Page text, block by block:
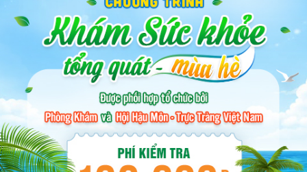
PHỤ KHOA
BỆNH HẬU MÔN
BỆNH XÃ HỘI